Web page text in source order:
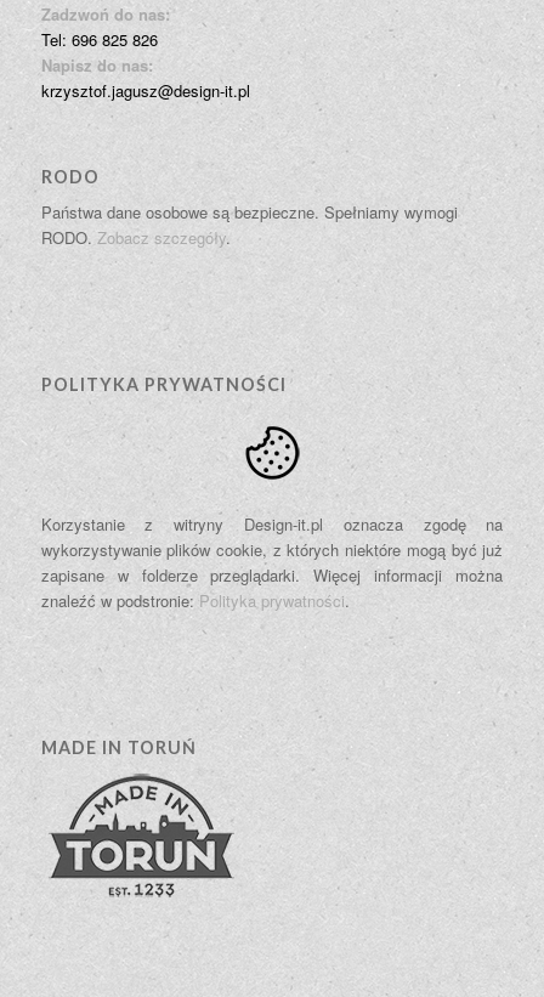
Zadzwoń do nas:
Tel: 696 825 826
Napisz do nas:
krzysztof.jagusz@design-it.pl
RODO
Państwa dane osobowe są bezpieczne. Spełniamy wymogi
RODO. Zobacz szczegóły.
POLITYKA PRYWATNOŚCI
Korzystanie z witryny Design-it.pl oznacza zgodę na
wykorzystywanie plików cookie, z których niektóre mogą być już
zapisane w folderze przeglądarki. Więcej informacji można
znaleźć w podstronie:Polityka prywatności.
MADE IN TORUŃ